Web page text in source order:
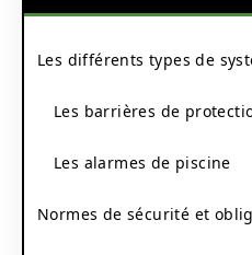
Les différents types de
Les barrières de
Les alarmes de piscine
Normes de sécurité et